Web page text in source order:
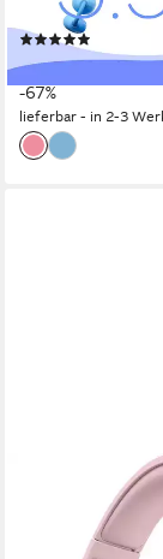
Bluetooth
29,99 € UVP89,99
-67%
lieferbar - in 2-3